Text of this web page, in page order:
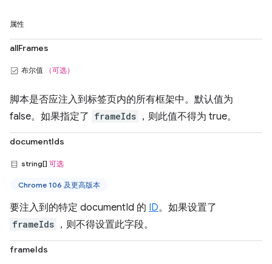
属性
allFrames
布尔值 （可选）
脚本是否应注入到标签页内的所有框架中。默认值为
false。如果指定了 frameIds ，则此值不得为 true。
documentIds
string[] 可选
Chrome 106 及更高版本
要注入到的特定 documentId 的 ID。如果设置了
frameIds ，则不得设置此字段。
frameIds